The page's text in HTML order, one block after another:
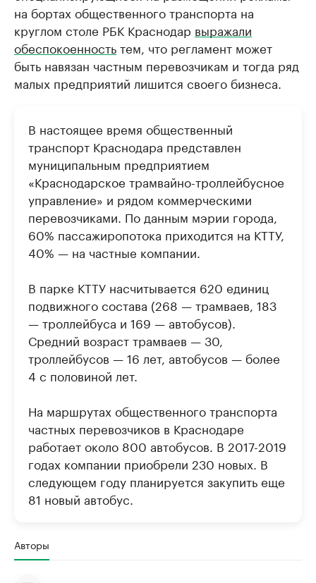
на бортах общественного транспорта на
круглом столе РБК Краснодар выражали
обеспокоенностьтем, что регламент может
быть навязан частным перевозчикам и тогда ряд
малых предприятий лишится своего бизнеса.
В настоящее время общественный
транспорт Краснодара представлен
муниципальным предприятием
«Краснодарское трамвайно-троллейбусное
управление» и рядом коммерческими
перевозчиками. По данным мэрии города,
60% пассажиропотока приходится на КТТУ,
40% — на частные компании.
В парке КТТУ насчитывается 620 единиц
подвижного состава (268 — трамваев, 183
— троллейбуса и 169 — автобусов).
Средний возраст трамваев — 30,
троллейбусов — 16 лет, автобусов — более
4 с половиной лет.
На маршрутах общественного транспорта
частных перевозчиков в Краснодаре
работает около 800 автобусов. В 2017-2019
годах компании приобрели 230 новых. В
следующем году планируется закупить еще
81 новый автобус.
Авторы